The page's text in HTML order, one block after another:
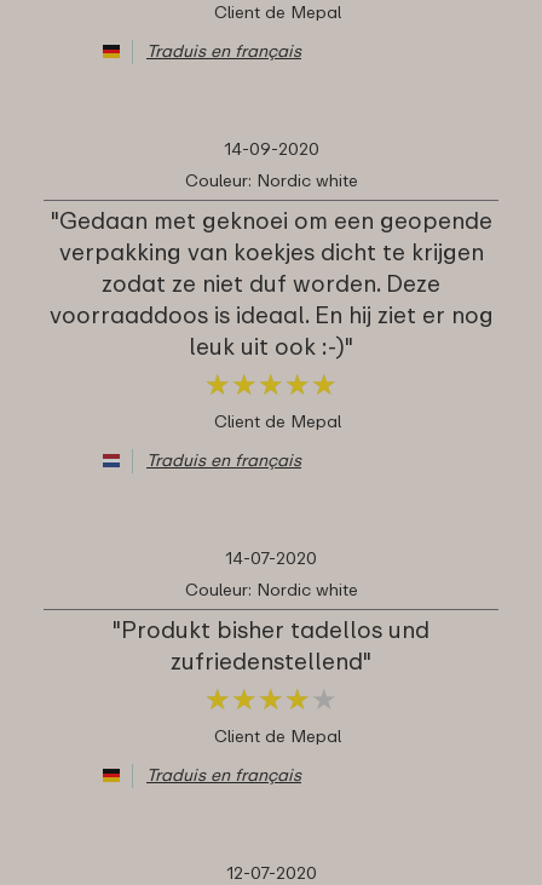
Client de Mepal
Traduis en français
14-09-2020
Couleur: Nordic white
"Gedaan met geknoei om een geopende
verpakking van koekjes dicht te krijgen
zodat ze niet duf worden. Deze
voorraaddoos is ideaal. En hij ziet er nog
leuk uit ook :-)"
★★★★★
★★★★★
Client de Mepal
Traduis en français
14-07-2020
Couleur: Nordic white
"Produkt bisher tadellos und
zufriedenstellend"
★★★★ ★
★★★★ ★
Client de Mepal
Traduis en français
12-07-2020